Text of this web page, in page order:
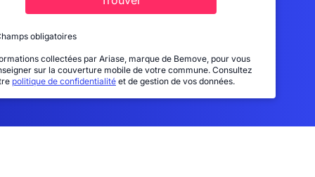
obligatoires
collectées par Ariase, marque de Bemove, pour vous
sur la couverture mobile de votre commune. Consultez
politique de confidentialité et de gestion de vos données.